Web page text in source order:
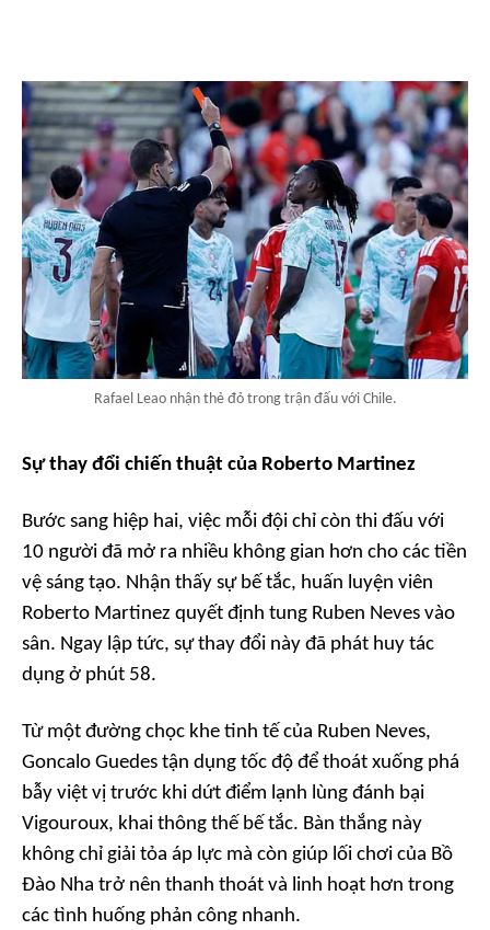
Rafael Leao nhận thẻ đỏ trong trận đấu với Chile.
Sự thay đổi chiến thuật của Roberto Martinez
Bước sang hiệp hai, việc mỗi đội chỉ còn thi đấu với
10 người đã mở ra nhiều không gian hơn cho các tiền
vệ sáng tạo. Nhận thấy sự bế tắc, huấn luyện viên
Roberto Martinez quyết định tung Ruben Neves vào
sân. Ngay lập tức, sự thay đổi này đã phát huy tác
dụng ở phút 58.
Từ một đường chọc khe tinh tế của Ruben Neves,
Goncalo Guedes tận dụng tốc độ để thoát xuống phá
bẫy việt vị trước khi dứt điểm lạnh lùng đánh bại
Vigouroux, khai thông thế bế tắc. Bàn thắng này
không chỉ giải tỏa áp lực mà còn giúp lối chơi của Bồ
Đào Nha trở nên thanh thoát và linh hoạt hơn trong
các tình huống phản công nhanh.